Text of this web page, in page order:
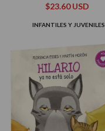
$23.60 USD
INFANTILES Y JUVENILES